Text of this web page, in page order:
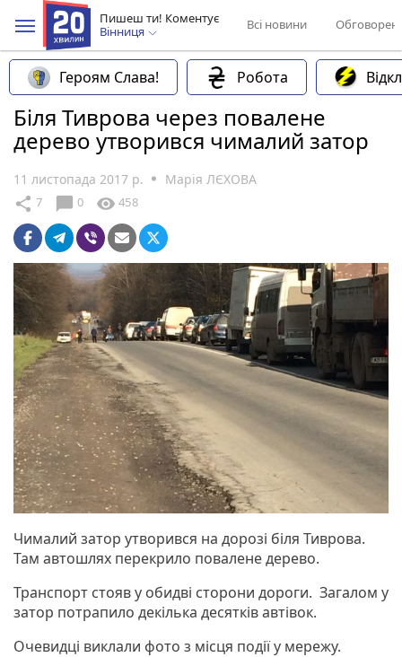
Пишеш ти! Коментує
Вінниця
Всі новини
Героям Слава! Робота
Біля Тиврова через повалене
дерево утворився чималий затор
11 листопада 2017 р. Марія ЛЄХОВА
share 7 chat_bubble 0 visibility 458
Чималий затор утворився на дорозі біля Тиврова.
Там автошлях перекрило повалене дерево.
Транспорт стояв у обидві сторони дороги. Загалом у
затор потрапило декілька десятків автівок.
Очевидці виклали фото з місця події у мережу.